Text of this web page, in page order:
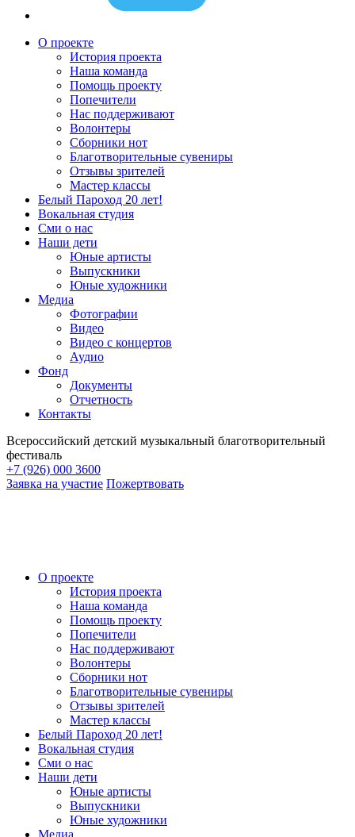
О проекте
История проекта
Наша команда
Помощь проекту
Попечители
Нас поддерживают
Волонтеры
Сборники нот
Благотворительные сувениры
Отзывы зрителей
Мастер классы
Белый Пароход 20 лет!
Вокальная студия
Сми о нас
Наши дети
Юные артисты
Выпускники
Юные художники
Медиа
Фотографии
Видео
Видео с концертов
Аудио
Фонд
Документы
Отчетность
Контакты
Всероссийский детский музыкальный благотворительный
фестиваль
+7 (926) 000 3600
Заявка на участие Пожертвовать
О проекте
История проекта
Наша команда
Помощь проекту
Попечители
Нас поддерживают
Волонтеры
Сборники нот
Благотворительные сувениры
Отзывы зрителей
Мастер классы
Белый Пароход 20 лет!
Вокальная студия
Сми о нас
Наши дети
Юные артисты
Выпускники
Юные художники
Медиа